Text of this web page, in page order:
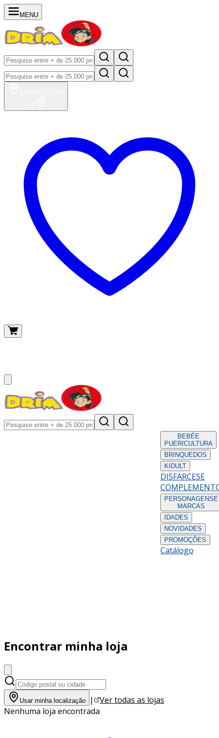
MENU
BEBÉE
PUERICULTURA
BRINQUEDOS
KIDULT
DISFARCESE
PERSONAGENS E
MARCAS
IDADES
NOVIDADES
PROMOÇÕES
Catálogo
Encontrar minha loja
Usar minha localização |
Ver todas as lojas
Nenhuma loja encontrada